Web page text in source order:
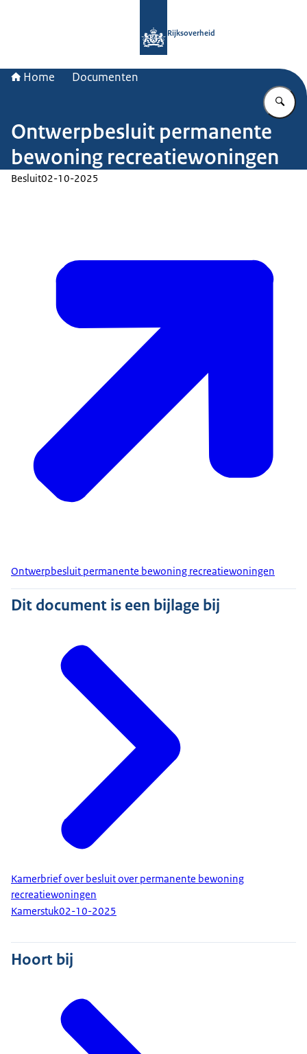
Rijksoverheid
Home Documenten
Ontwerpbesluit permanente
bewoning recreatiewoningen
Besluit02-10-2025
Ontwerpbesluit permanente bewoning recreatiewoningen
Dit document is een bijlage bij
Kamerbrief over besluit over permanente bewoning
recreatiewoningen
Kamerstuk02-10-2025
Hoort bij